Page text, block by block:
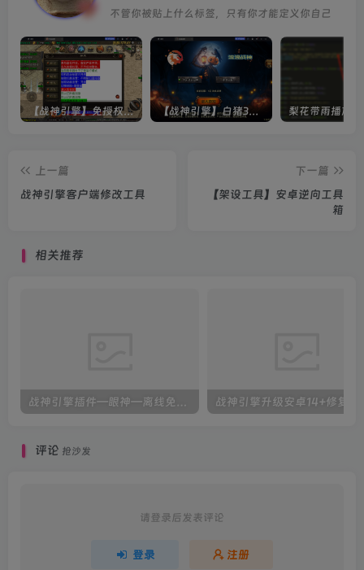
不管你被贴上什么标签，只有你才能定义你自己
【战神引擎】免授权-原生 [全屏自动拾取] 插件 + 配置教程（更新修复版，具体自测） 【战神引擎】白猪3-流浪战神3神技8大陆全屏拾取版特色服务端+生肖+转生+秘境+神魔+双端+教程(更新眼神拾取)
上一篇
战神引擎客户端修改工具
下一篇
【架设工具】安卓逆向工具
箱
相关推荐
评论 抢沙发
请登录后发表评论
登录 注册